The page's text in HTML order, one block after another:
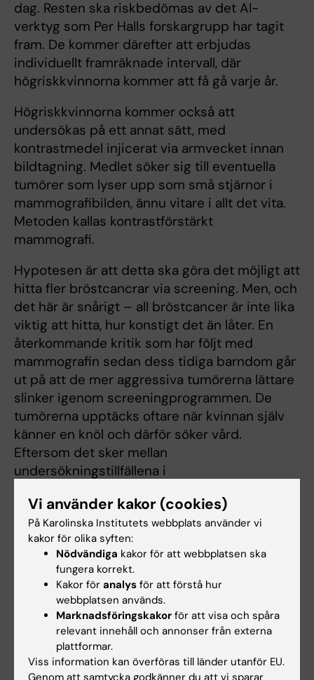
dag. Resten ska riskbedömas av det AI-
verktyg som Per Halls forskargrupp har tagit
fram. De kommer därefter att erbjudas
individuellt framräknade intervall, där
högriskkvinnorna kommer att få gå varje år.
Högriskkvinnorna kommer också att
undersökas på ett annat sätt, med
kontrastmedel injicerat via armvecket innan
bildtagning. Medlet söker sig till eventuella
tumörer som lyser upp som små stjärnor i
mammografibilden, ännu vitare i allt det vita.
Metoden kallas kontrastförstärkt
mammografi.
Hypotesen är att detta ska göra det möjligt att
hitta fler bröstcancrar via screening. Men, och
det här är snårigt – all bröstcancer är inte lika
viktig att hitta, hur konstigt det än låter. En
återkommande kritik som har följt med
mammografin sedan dess tidiga barndom går
ut på att de mer aggressiva tumörerna lättare
slinker igenom screeningprogrammen. De
tumörerna upptäcks oftare när kvinnan själv
känner en knöl och därför söker vård.
Eftersom det sker mellan
undersökningstillfällena i
intervallcancer. I dag upptäcks ungefär två
tredjedelar av brösttumörerna via
screeningprogrammet och ungefär var tredje
bröstcancer är en intervallcancer.
– Det är intervallcancern vi vill åt. Vi vet att
om man lägger till fler undersökningar i
screeningprogrammet, då kommer man hitta
fler tumörer. Men en del av dem kan betraktas
som överdiagnostik. Det viktiga är att hitta
Vi använder kakor (cookies)
På Karolinska Institutets webbplats använder vi
kakor för olika syften:
Nödvändiga kakor för att webbplatsen ska
fungera korrekt.
Kakor för analys för att förstå hur
webbplatsen används.
Marknadsföringskakor för att visa och spåra
relevant innehåll och annonser från externa
plattformar.
Viss information kan överföras till länder utanför EU.
Genom att samtycka godkänner du att vi sparar